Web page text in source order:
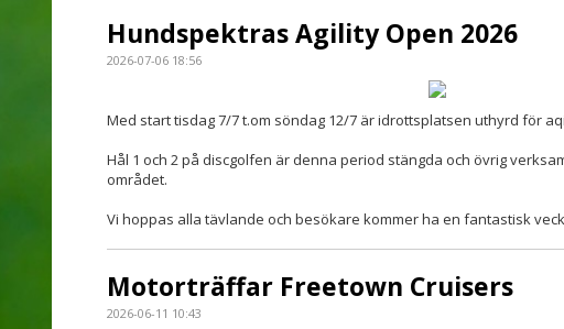
Hundspektras Agility Open 2026
2026-07-06 18:56
Med start tisdag 7/7 t.om söndag 12/7 är idrottsplatsen uthyrd för
Hål 1 och 2 på discgolfen är denna period stängda och övrig
området.
Vi hoppas alla tävlande och besökare kommer ha en fantastisk
Motorträffar Freetown Cruisers
2026-06-11 10:43